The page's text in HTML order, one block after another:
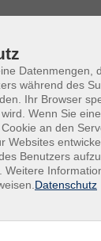
Datenmengen,
während des
Ihr Browser
Wenn Sie
an den
Websites
Benutzers
Weitere
Datenschutz